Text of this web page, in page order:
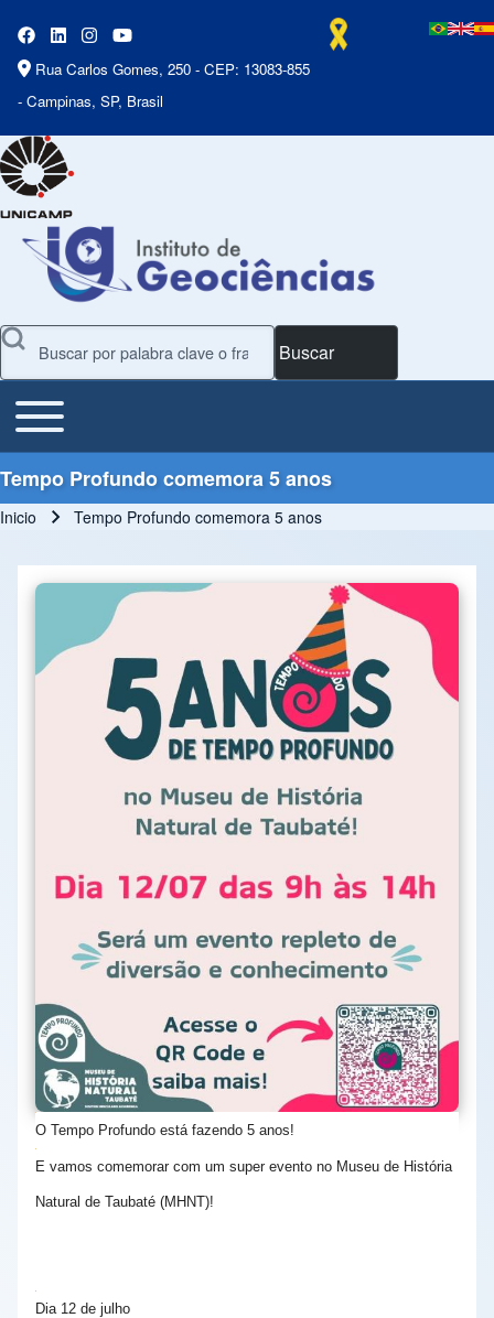
Rua Carlos Gomes, 250 - CEP: 13083-855
- Campinas, SP, Brasil
Buscar
Main Menu
Toggle main menu
Tempo Profundo comemora 5 anos
Inicio Tempo Profundo comemora 5 anos
O Tempo Profundo está fazendo 5 anos!
E vamos comemorar com um super evento no Museu de História
Natural de Taubaté (MHNT)!
Dia 12 de julho